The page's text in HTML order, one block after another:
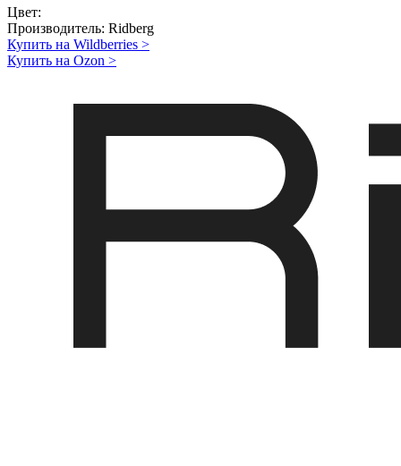
Цвет:
Производитель: Ridberg
Купить на Wildberries >
Купить на Ozon >